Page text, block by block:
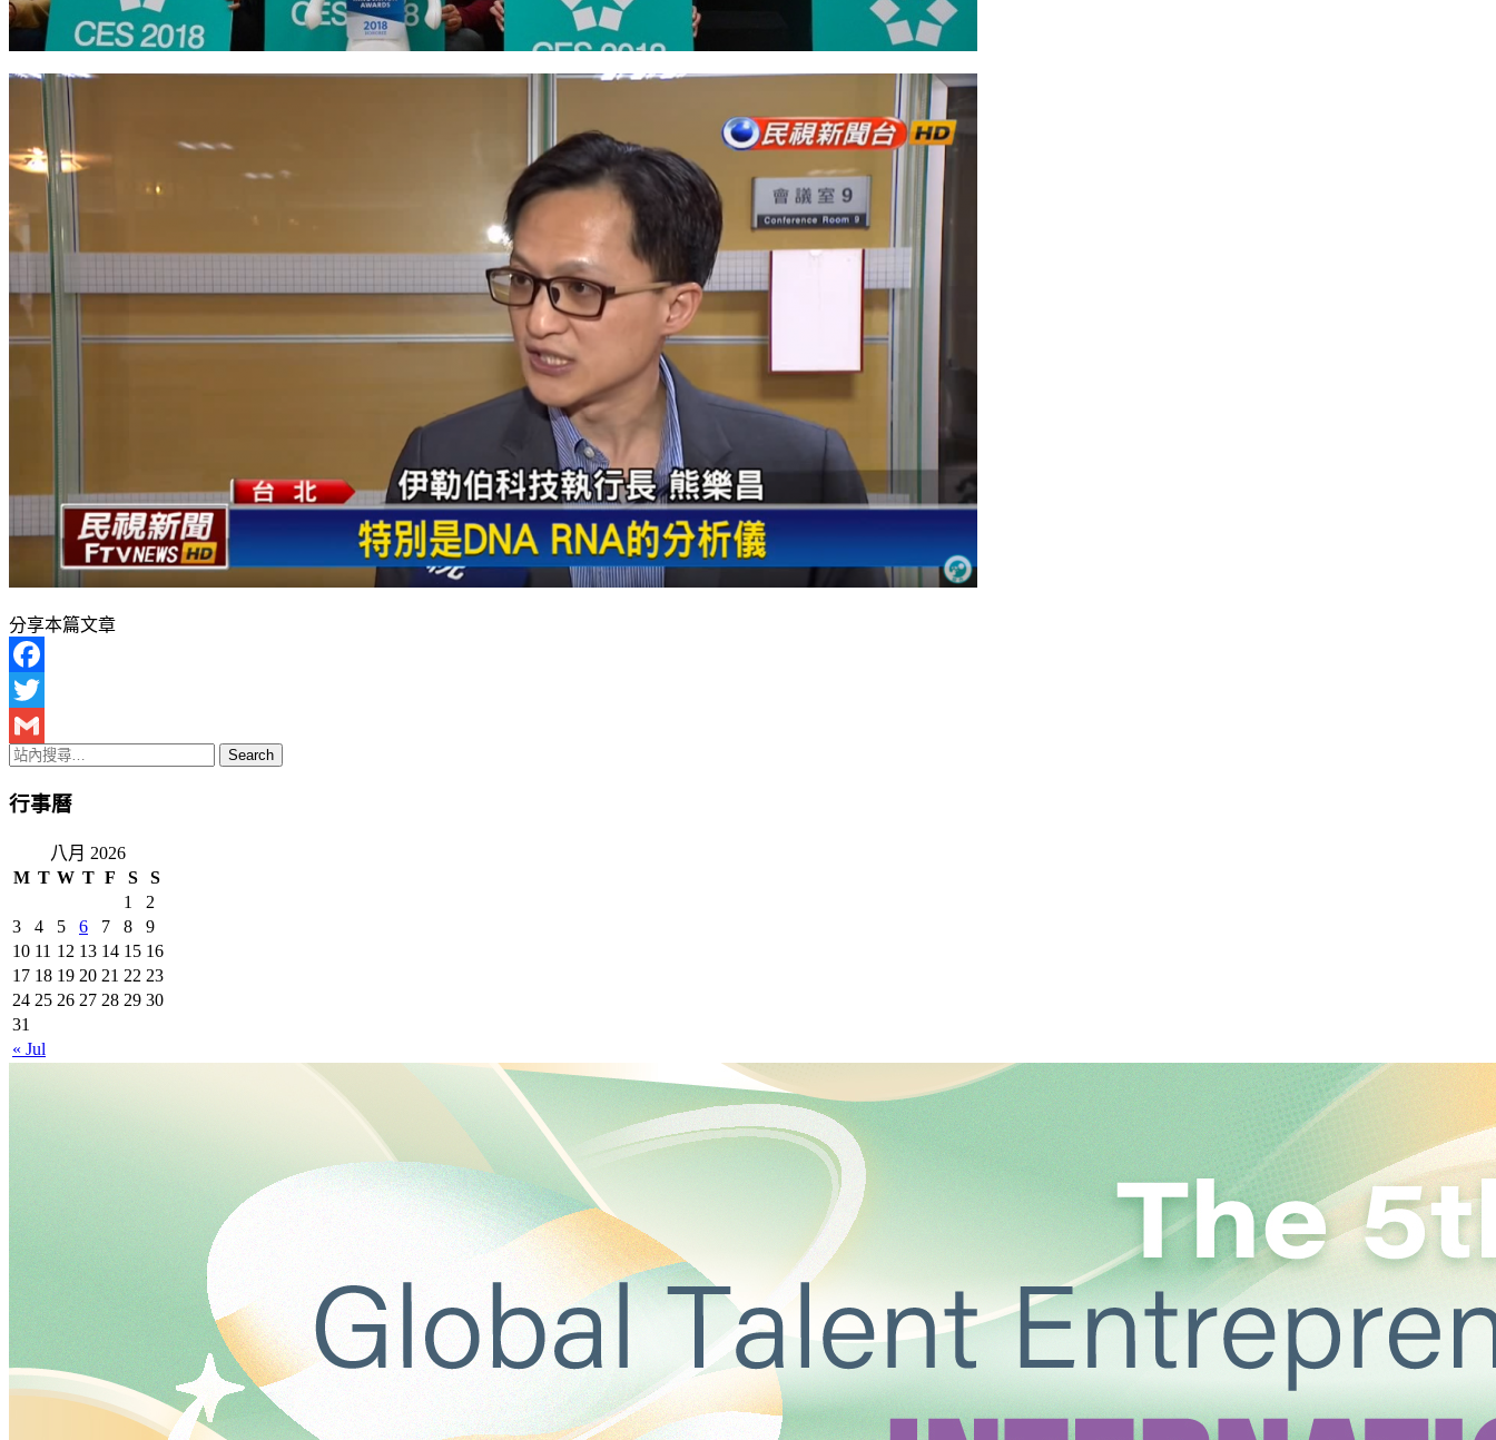
分享本篇文章
Facebook
Twitter
Gmail
行事曆
八月 2026
M T W T F S S
« Jul
1
2
3
4 5 6 7 8
9
10 11 12 13 14 15 16
17 18 19 20 21 22 23
24 25 26 27 28 29 30
31